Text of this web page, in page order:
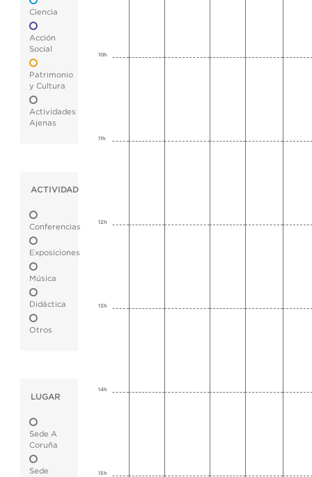
Ciencia
Acción
Social
Patrimonio
y Cultura
Actividades
Ajenas
ACTIVIDAD
Conferencias
Exposiciones
Música
Didáctica
Otros
LUGAR
Sede A
Coruña
Sede
10h
11h
12h
13h
14h
15h